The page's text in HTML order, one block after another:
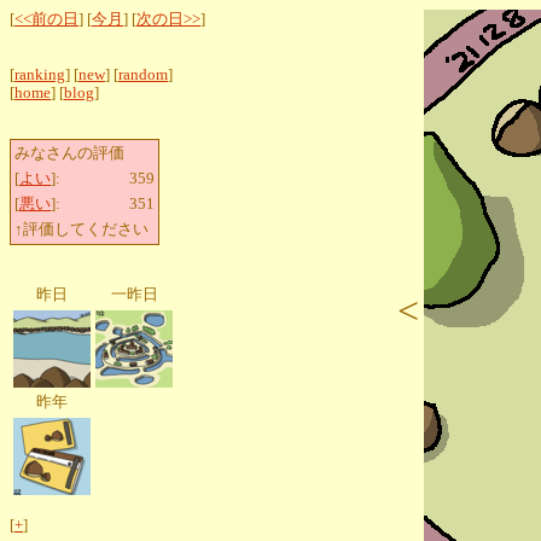
[<<前の日 ] [今月 ] [次の日>>]
[ranking] [new] [random]
[home] [blog]
みなさんの評価
[よい]:
359
[悪い]:
351
↑評価してください
昨日 一昨日
昨年
[+]
<